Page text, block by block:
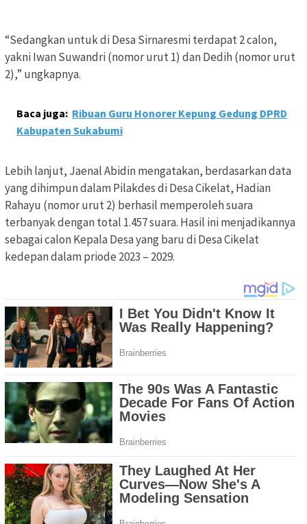
“Sedangkan untuk di Desa Sirnaresmi terdapat 2 calon,
yakni Iwan Suwandri (nomor urut 1) dan Dedih (nomor urut
2),” ungkapnya.
Baca juga: Ribuan Guru Honorer Kepung Gedung DPRD
Kabupaten Sukabumi
Lebih lanjut, Jaenal Abidin mengatakan, berdasarkan data
yang dihimpun dalam Pilakdes di Desa Cikelat, Hadian
Rahayu (nomor urut 2) berhasil memperoleh suara
terbanyak dengan total 1.457 suara. Hasil ini menjadikannya
sebagai calon Kepala Desa yang baru di Desa Cikelat
kedepan dalam priode 2023 – 2029.